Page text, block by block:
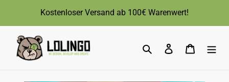
Inhalt
Kostenloser Versand ab 100€ Warenwert!
SuchenEinloggen